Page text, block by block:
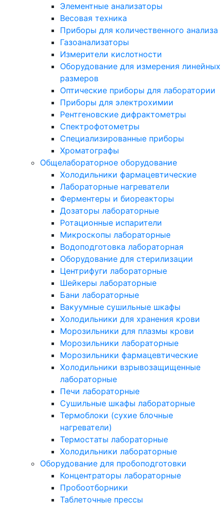
Элементные анализаторы
Весовая техника
Приборы для количественного анализа
Газоанализаторы
Измерители кислотности
Оборудование для измерения линейных
размеров
Оптические приборы для лаборатории
Приборы для электрохимии
Рентгеновские дифрактометры
Спектрофотометры
Специализированные приборы
Хроматографы
Общелабораторное оборудование
Холодильники фармацевтические
Лабораторные нагреватели
Ферментеры и биореакторы
Дозаторы лабораторные
Ротационные испарители
Микроскопы лабораторные
Водоподготовка лабораторная
Оборудование для стерилизации
Центрифуги лабораторные
Шейкеры лабораторные
Бани лабораторные
Вакуумные сушильные шкафы
Холодильники для хранения крови
Морозильники для плазмы крови
Морозильники лабораторные
Морозильники фармацевтические
Холодильники взрывозащищенные
лабораторные
Печи лабораторные
Сушильные шкафы лабораторные
Термоблоки (сухие блочные
нагреватели)
Термостаты лабораторные
Холодильники лабораторные
Оборудование для пробоподготовки
Концентраторы лабораторные
Пробоотборники
Таблеточные прессы